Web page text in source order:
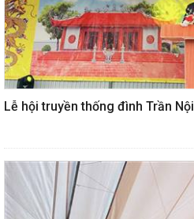
Lễ hội truyền thống đình Trần Nội